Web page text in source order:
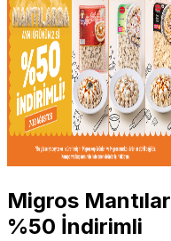
Migros
%50 İndirimli